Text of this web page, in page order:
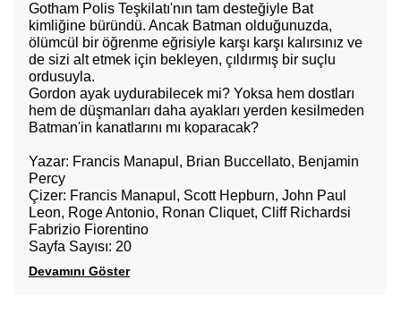
Gotham Polis Teşkilatı'nın tam desteğiyle Bat
kimliğine büründü. Ancak Batman olduğunuzda,
ölümcül bir öğrenme eğrisiyle karşı karşı kalırsınız ve
de sizi alt etmek için bekleyen, çıldırmış bir suçlu
ordusuyla.
Gordon ayak uydurabilecek mi? Yoksa hem dostları
hem de düşmanları daha ayakları yerden kesilmeden
Batman'in kanatlarını mı koparacak?
Yazar: Francis Manapul, Brian Buccellato, Benjamin
Percy
Çizer: Francis Manapul, Scott Hepburn, John Paul
Leon, Roge Antonio, Ronan Cliquet, Cliff Richardsi
Fabrizio Fiorentino
Sayfa Sayısı: 20
Devamını Göster